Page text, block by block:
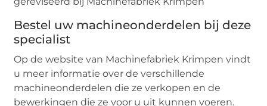
Bestel uw machineonderdelen bij deze
specialist
Op de website van Machinefabriek Krimpen vindt
u meer informatie over de verschillende
machineonderdelen die ze verkopen en de
bewerkingen die ze voor u uit kunnen voeren.